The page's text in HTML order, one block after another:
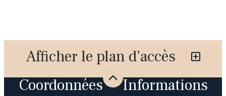
Afficher le plan d’accès
Coordonnées
Informations